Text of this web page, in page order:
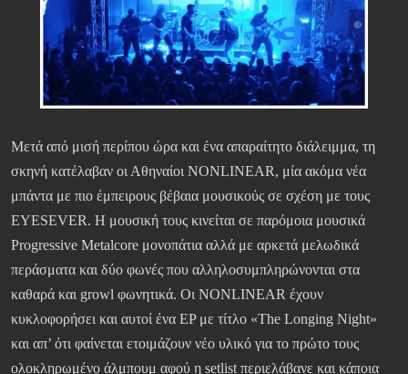
Μετά από μισή περίπου ώρα και ένα απαραίτητο διάλειμμα, τη
σκηνή κατέλαβαν οι Αθηναίοι NONLINEAR, μία ακόμα νέα
μπάντα με πιο έμπειρους βέβαια μουσικούς σε σχέση με τους
EYESEVER. Η μουσική τους κινείται σε παρόμοια μουσικά
Progressive Metalcore μονοπάτια αλλά με αρκετά μελωδικά
περάσματα και δύο φωνές που αλληλοσυμπληρώνονται στα
καθαρά και growl φωνητικά. Οι NONLINEAR έχουν
κυκλοφορήσει και αυτοί ένα EP με τίτλο «The Longing Night»
και απ’ ότι φαίνεται ετοιμάζουν νέο υλικό για το πρώτο τους
ολοκληρωμένο άλμπουμ αφού η setlist περιελάβανε και κάποια